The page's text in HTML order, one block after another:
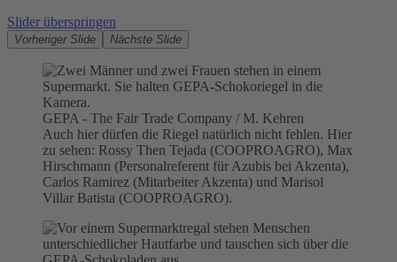
Slider überspringen
Vorheriger Slide Nächste Slide
GEPA - The Fair Trade Company / M. Kehren
Auch hier dürfen die Riegel natürlich nicht fehlen. Hier
zu sehen: Rossy Then Tejada (COOPROAGRO), Max
Hirschmann (Personalreferent für Azubis bei Akzenta),
Carlos Ramirez (Mitarbeiter Akzenta) und Marisol
Villar Batista (COOPROAGRO).